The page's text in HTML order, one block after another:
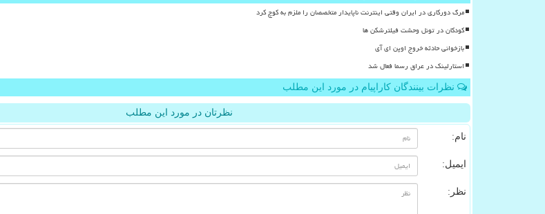
مرگ دورکاری در ایران وقتی اینترنت ناپایدار متخصصان را ملزم به کوچ کرد
کودکان در تونل وحشت فیلترشکن ها
بازخوانی حادثه خروج اوپن ای آی
استارلینک در عراق رسما فعال شد
نظرات بینندگان کاراپیام در مورد این مطلب
نظرتان در مورد این مطلب
نام:
ایمیل:
نظر: